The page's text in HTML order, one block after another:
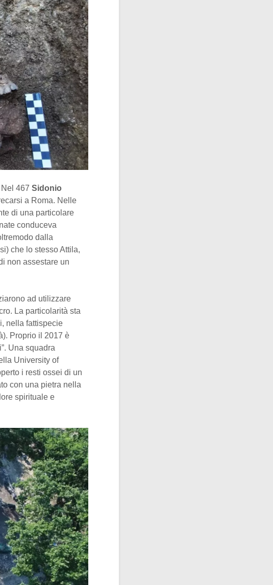
467 Sidonio
a Roma. Nelle
di una particolare
conduceva
dalla
che lo stesso Attila,
non assestare un
ad utilizzare
La particolarità sta
nella fattispecie
Proprio il 2017 è
Una squadra
University of
i resti ossei di un
con una pietra nella
spirituale e